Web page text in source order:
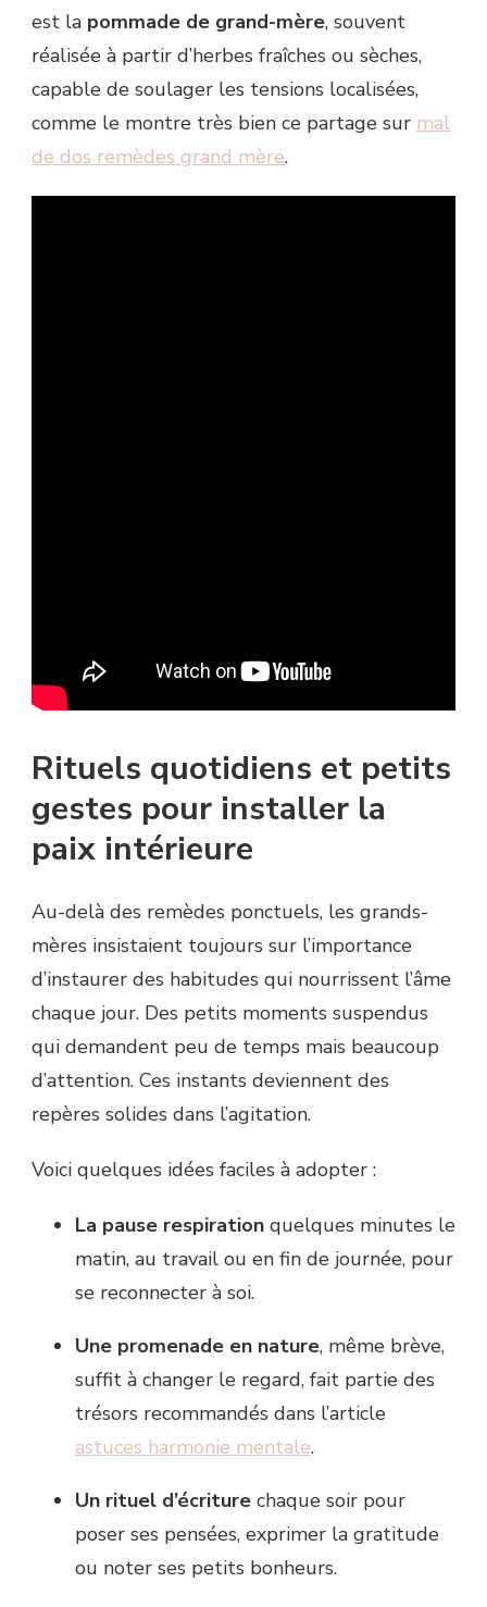
est la pommade de grand-mère, souvent
réalisée à partir d’herbes fraîches ou sèches,
capable de soulager les tensions localisées,
comme le montre très bien ce partage sur mal
de dos remèdes grand mère.
Rituels quotidiens et petits
gestes pour installer la
paix intérieure
Au-delà des remèdes ponctuels, les grands-
mères insistaient toujours sur l’importance
d’instaurer des habitudes qui nourrissent l’âme
chaque jour. Des petits moments suspendus
qui demandent peu de temps mais beaucoup
d’attention. Ces instants deviennent des
repères solides dans l’agitation.
Voici quelques idées faciles à adopter :
La pause respiration quelques minutes le
matin, au travail ou en fin de journée, pour
se reconnecter à soi.
Une promenade en nature, même brève,
suffit à changer le regard, fait partie des
trésors recommandés dans l’article
astuces harmonie mentale.
Un rituel d’écriture chaque soir pour
poser ses pensées, exprimer la gratitude
ou noter ses petits bonheurs.